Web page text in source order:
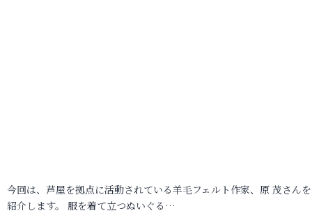
今回は、芦屋を拠点に活動されている羊毛フェルト作家、原 茂さん
紹介します。 服を着て立つぬいぐる…